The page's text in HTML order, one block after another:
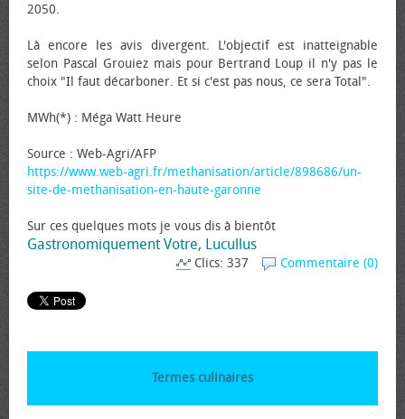
2050.
Là encore les avis divergent. L'objectif est inatteignable
selon Pascal Grouiez mais pour Bertrand Loup il n'y pas le
choix "Il faut décarboner. Et si c'est pas nous, ce sera Total".
MWh(*) : Méga Watt Heure
Source : Web-Agri/AFP
https://www.web-agri.fr/methanisation/article/898686/un-
site-de-methanisation-en-haute-garonne
Sur ces quelques mots je vous dis à bientôt
Gastronomiquement Votre, Lucullus
Commentaire (0)
Clics: 337
Termes culinaires